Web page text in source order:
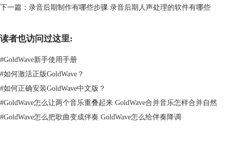
下一篇： 录音后期制作有哪些步骤 录音后期人声处理的软件有哪些
读者也访问过这里:
#GoldWave新手使用手册
#如何激活正版GoldWave？
#如何正确安装GoldWave中文版？
#GoldWave怎么让两个音乐重叠起来 GoldWave合并音乐怎样合并自然
#GoldWave怎么把歌曲变成伴奏 GoldWave怎么给伴奏降调